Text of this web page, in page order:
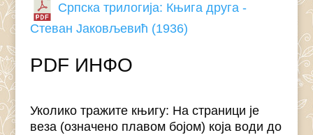
Српска трилогија: Књига друга -
Стеван Јаковљевић (1936)
PDF ИНФО
Уколико тражите књигу: На страници је
веза (означено плавом бојом) која води до